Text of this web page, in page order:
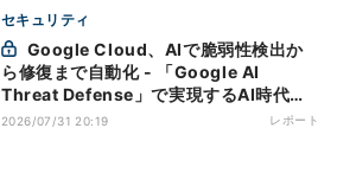
セキュリティ
ら修復まで自動化 - 「Google AI
Threat Defense」で実現するAI時代の
防御戦略
2026/07/31 20:19 レポート